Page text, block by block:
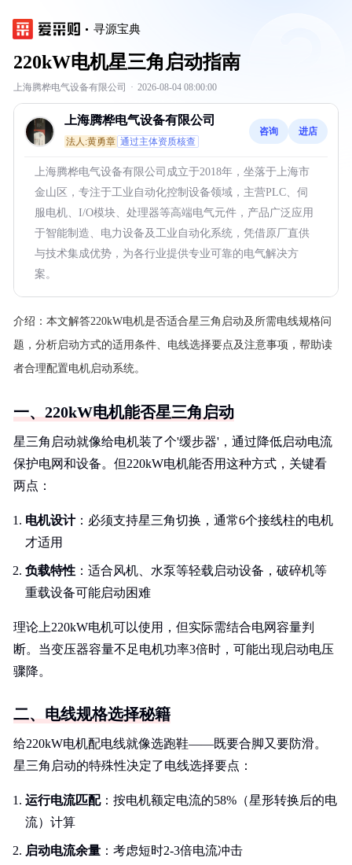
寻源宝典
220kW电机星三角启动指南
上海腾桦电气设备有限公司 · 2026-08-04 08:00:00
上海腾桦电气设备有限公司
法人:黄勇章 通过主体资质核查
咨询 进店
上海腾桦电气设备有限公司成立于2018年，坐落于上海市
金山区，专注于工业自动化控制设备领域，主营PLC、伺
服电机、I/O模块、处理器等高端电气元件，产品广泛应用
于智能制造、电力设备及工业自动化系统，凭借原厂直供
与技术集成优势，为各行业提供专业可靠的电气解决方
案。
介绍： 本文解答220kW电机是否适合星三角启动及所需电线规格问
题，分析启动方式的适用条件、电线选择要点及注意事项，帮助读
者合理配置电机启动系统。
一、220kW电机能否星三角启动
星三角启动就像给电机装了个'缓步器'，通过降低启动电流
保护电网和设备。但220kW电机能否用这种方式，关键看
两点：
电机设计：必须支持星三角切换，通常6个接线柱的电机
才适用
负载特性 ：适合风机、水泵等轻载启动设备，破碎机等
重载设备可能启动困难
理论上220kW电机可以使用，但实际需结合电网容量判
断。当变压器容量不足电机功率3倍时，可能出现启动电压
骤降。
二、电线规格选择秘籍
给220kW电机配电线就像选跑鞋——既要合脚又要防滑。
星三角启动的特殊性决定了电线选择要点：
运行电流匹配：按电机额定电流的58%（星形转换后的电
流）计算
启动电流余量 ：考虑短时2-3倍电流冲击